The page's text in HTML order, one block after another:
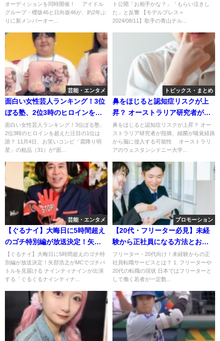
オーディションを同時開催！ アイドル
グループ・櫻坂46と日向坂46が、約2年ぶ
りに新メンバーオー...
響
ト公開「お相手かな？」「もらい泣きし
た」と反響 【モデルプレス＝
2024/08/11】歌手の青山テル...
芸能・エンタメ
面白い女性芸人ランキング！3位
ぼる塾、2位3時のヒロインを超
えた注目の1位は誰？
面白い女性芸人ランキング！3位ぼる塾、
2位3時のヒロインを超えた注目の1位は
誰？ 11月4日、お笑いコンビ「霜降り明
星」の粗品（31）が“面...
トピックス・まとめ
鼻をほじると認知症リスクが上
昇？ オーストラリア研究者が指
摘、細菌が嗅覚経路から脳に侵
入する可能性
鼻をほじると認知症リスクが上昇？ オー
ストラリア研究者が指摘、細菌が嗅覚経路
から脳に侵入する可能性 オーストラリ
アのウェスタンシドニー大学...
芸能・エンタメ
【ぐるナイ】大晦日に5時間超え
のゴチ特別編が放送決定！矢部
浩之がMCでゴチバトルを見届け
る
【ぐるナイ】大晦日に5時間超えのゴチ特
別編が放送決定！矢部浩之がMCでゴチバ
トルを見届ける ナインティナインが出演
する「ぐるぐるナインティナ...
プロモーション
【20代・フリーター必見】未経
験から正社員になる方法とおす
すめ転職サービス
フリーター・20代向け！未経験からの正
社員転職サービスとは？ 1. フリーターや
20代の転職の現状 日本ではフリーターと
して働く若者が一定数...